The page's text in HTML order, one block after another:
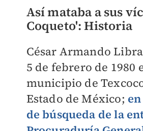
Así mataba a sus
Coqueto': Historia
César Armando
5 de febrero de 1980
municipio de
Estado de México;
de búsqueda de la